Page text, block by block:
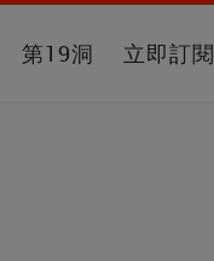
第19洞 立即訂閱